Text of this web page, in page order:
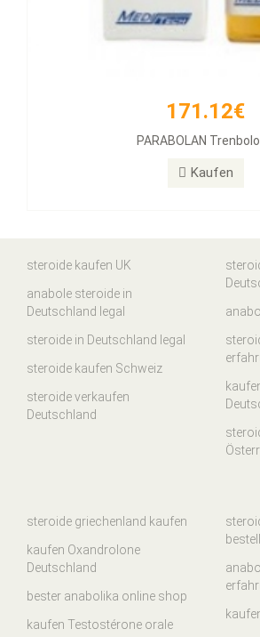
171.12€
PARABOLAN
Kaufen
steroide kaufen UK
anabole steroide in
Deutschland legal
steroide in Deutschland legal
steroide kaufen Schweiz
steroide verkaufen
Deutschland
steroide griechenland kaufen
kaufen Oxandrolone
Deutschland
bester anabolika online shop
kaufen Testostérone orale